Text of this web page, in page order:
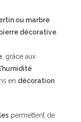
ou marbre
décorative
, grâce aux
en décoration
permettent de